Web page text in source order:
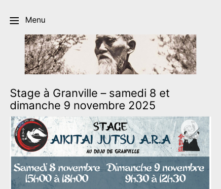
Menu
Stage à Granville – samedi 8 et
dimanche 9 novembre 2025